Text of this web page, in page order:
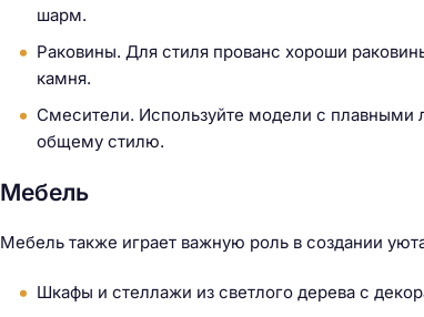
шарм.
Раковины. Для стиля прованс хороши
камня.
Смесители. Используйте модели с плавными
общему стилю.
Мебель
Мебель также играет важную роль в создании
Шкафы и стеллажи из светлого дерева с